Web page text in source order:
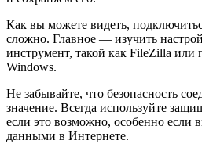
Как вы можете видеть,
сложно. Главное — изучить
инструмент, такой как FileZilla или
Windows.
Не забывайте, что безопасность
значение. Всегда используйте
если это возможно, особенно если
данными в Интернете.